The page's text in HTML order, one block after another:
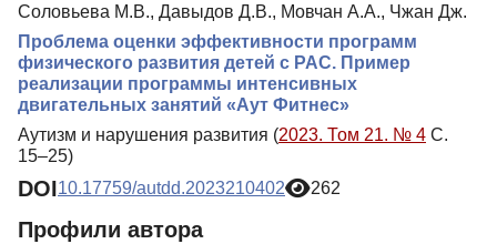
Соловьева М.В., Давыдов Д.В., Мовчан А.А., Чжан Дж.
Проблема оценки эффективности программ
физического развития детей с РАС. Пример
реализации программы интенсивных
двигательных занятий «Аут Фитнес»
Аутизм и нарушения развития (2023. Том 21. № 4 С.
15–25)
DOI10.17759/autdd.2023210402 262
Профили автора